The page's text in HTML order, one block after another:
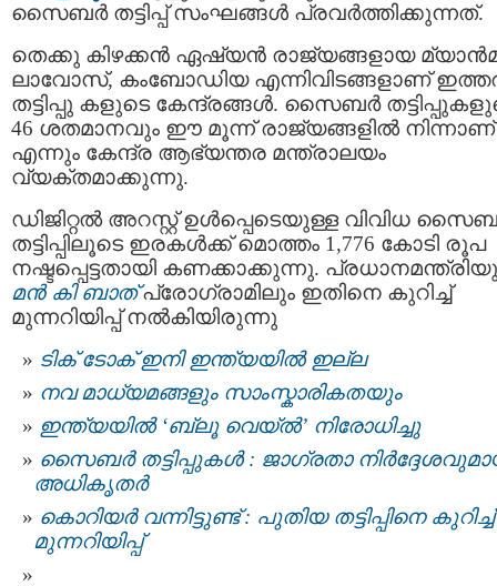
സൈബര്‍ തട്ടിപ്പ് സംഘങ്ങള്‍ പ്രവര്‍ത്തിക്കുന്നത്.
തെക്കു കിഴക്കന്‍ ഏഷ്യന്‍ രാജ്യങ്ങളായ
ലാവോസ്, കംബോഡിയ എന്നിവിടങ്ങളാണ്
തട്ടിപ്പു കളുടെ കേന്ദ്രങ്ങൾ. സൈബര്‍
46 ശതമാനവും ഈ മൂന്ന് രാജ്യങ്ങളില്‍ നിന്നാണ്
എന്നും കേന്ദ്ര ആഭ്യന്തര മന്ത്രാലയം
വ്യക്തമാക്കുന്നു.
ഡിജിറ്റല്‍ അറസ്റ്റ് ഉള്‍പ്പെടെയുള്ള വിവിധ
തട്ടിപ്പിലൂടെ ഇരകള്‍ക്ക് മൊത്തം 1,776 കോടി രൂപ
നഷ്ടപ്പെട്ടതായി കണക്കാക്കുന്നു.
മൻ കി ബാത്പ്രോഗ്രാമിലും ഇതിനെ കുറിച്ച്
മുന്നറിയിപ്പ് നൽകിയിരുന്നു
ടിക് ടോക് ഇനി ഇന്ത്യയില്‍ ഇല്ല
നവ മാധ്യമങ്ങളും സാംസ്കാരികതയും
ഇന്ത്യയില്‍ ‘ബ്ലൂ വെയ്ല്‍’ നിരോധിച്ചു
സൈബർ തട്ടിപ്പുകൾ : ജാഗ്രതാ
അധികൃതര്‍
കൊറിയർ വന്നിട്ടുണ്ട് : പുതിയ തട്ടിപ്പിനെ കുറിച്ച്
മുന്നറിയിപ്പ്